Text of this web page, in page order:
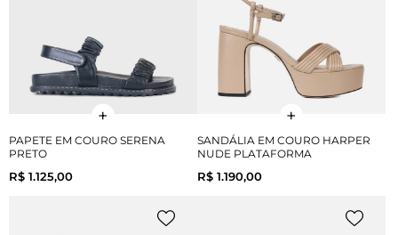
PAPETE EM COURO SERENA
PRETO
R$ 1.125,00
SANDÁLIA EM COURO HARPER
NUDE PLATAFORMA
R$ 1.190,00